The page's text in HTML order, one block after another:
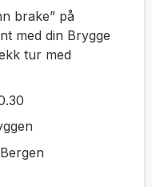
brake” på
med din Brygge
tur med